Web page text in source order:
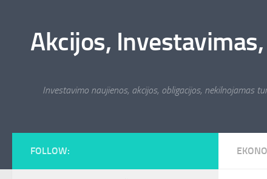
Akcijos,
Investavimo naujienos, akcijos, obligacijos, nekilnojamas
FOLLOW: